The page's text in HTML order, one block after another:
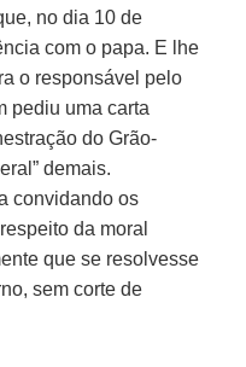
no dia 10 de
com o papa. E lhe
o responsável pelo
pediu uma carta
do Grão-
demais.
convidando os
da moral
que se resolvesse
sem corte de